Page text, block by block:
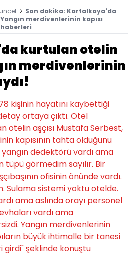
Son dakika: Kartalkaya'da
merdivenlerinin kapısı
kurtulan otelin
merdivenlerinin
kişinin hayatını kaybettiği
ortaya çıktı. Otel
otelin aşçısı Mustafa Serbest,
kapısının tahta olduğunu
dedektörü vardı ama
tüpü görmedim sayılır. Bir
ofisinin önünde vardı.
Sulama sistemi yoktu otelde.
ama aslında orayı personel
vardı ama
Yangın merdivenlerinin
büyük ihtimalle bir tanesi
girdi" şeklinde konuştu